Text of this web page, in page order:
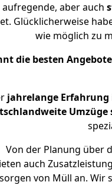
aber auch
Glücklicherweise
wie möglich zu
die besten Angebote
jahrelange Erfahrung
Umzüge
Von der Planung über
auch
von Müll an. Wir